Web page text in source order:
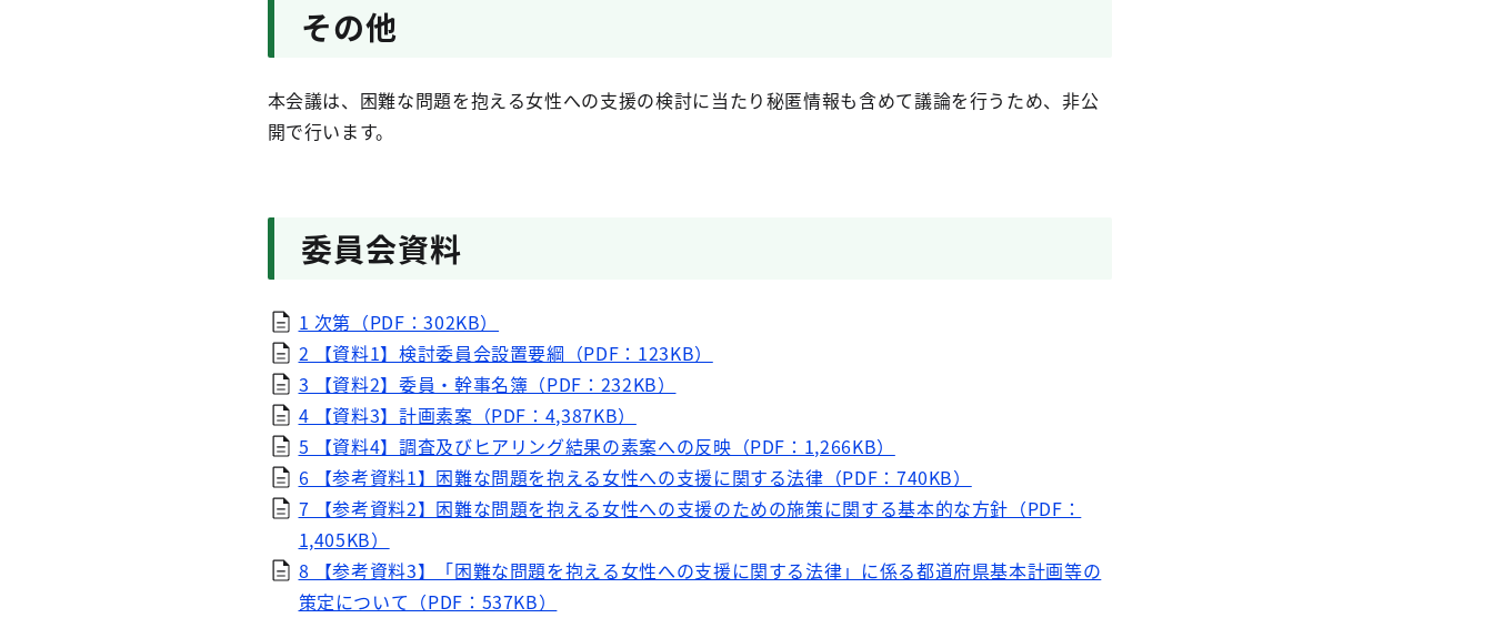
その他
本会議は、困難な問題を抱える女性への支援の検討に当たり秘匿情報も含めて議論を行うため、非公
開で行います。
委員会資料
1 次第（PDF：302KB）
2 【資料1】検討委員会設置要綱（PDF：123KB）
3 【資料2】委員・幹事名簿（PDF：232KB）
4 【資料3】計画素案（PDF：4,387KB）
5 【資料4】調査及びヒアリング結果の素案への反映（PDF：1,266KB）
6 【参考資料1】困難な問題を抱える女性への支援に関する法律（PDF：740KB）
7 【参考資料2】困難な問題を抱える女性への支援のための施策に関する基本的な方針（PDF：
1,405KB）
8 【参考資料3】「困難な問題を抱える女性への支援に関する法律」に係る都道府県基本計画等の
策定について（PDF：537KB）